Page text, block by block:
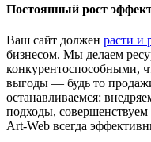
Постоянный рост
Ваш сайт должен расти и
бизнесом. Мы делаем
конкурентоспособными,
выгоды — будь то
останавливаемся:
подходы,
Art-Web всегда